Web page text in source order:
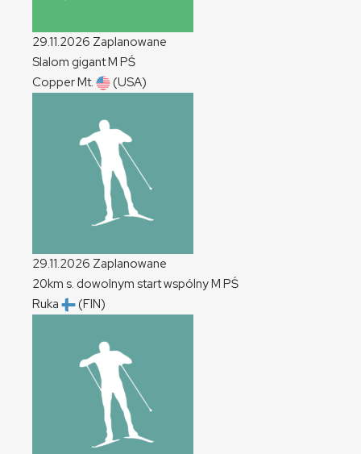
29.11.2026 Zaplanowane
Slalom gigantM PŚ
Copper Mt.
(USA)
29.11.2026 Zaplanowane
20km s. dowolnym start wspólnyM PŚ
Ruka
(FIN)